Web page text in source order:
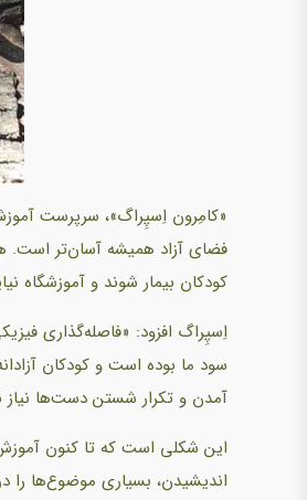
«کامِرون اِسپِراگ»، سرپرست
فضای آزاد همیشه آسان‌تر است.
کودکان بیمار شوند و آموزشگاه
اِسپِراگ افزود: «فاصله‌گذاری
سود ما بوده است و کودکان
آمدن و تکرار شستن دست‌ها نیاز
این شکلی است که تا کنون آموزش
اندیشیدن، بسیاری موضوع‌ها را